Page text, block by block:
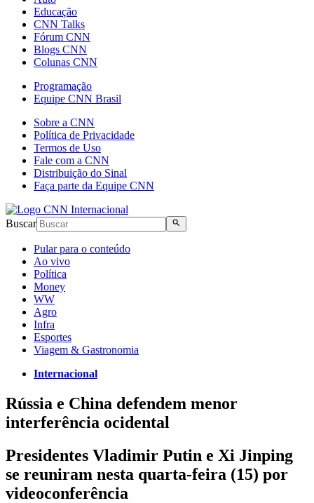
Educação
CNN Talks
Fórum CNN
Blogs CNN
Colunas CNN
Programação
Equipe CNN Brasil
Sobre a CNN
Política de Privacidade
Termos de Uso
Fale com a CNN
Distribuição do Sinal
Faça parte da Equipe CNN
Buscar
Pular para o conteúdo
Ao vivo
Política
Money
WW
Agro
Infra
Esportes
Viagem & Gastronomia
Internacional
Rússia e China defendem menor
interferência ocidental
Presidentes Vladimir Putin e Xi Jinping
se reuniram nesta quarta-feira (15) por
videoconferência